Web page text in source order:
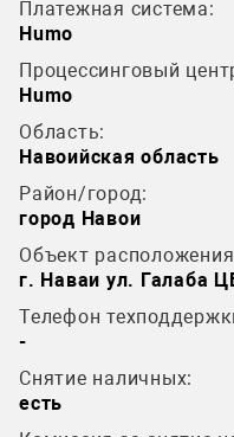
Платежная система:
Humo
Процессинговый
Humo
Область:
Навоийская область
Район/город:
город Навои
Объект
г. Наваи ул. Галаба
Телефон
-
Снятие наличных:
есть